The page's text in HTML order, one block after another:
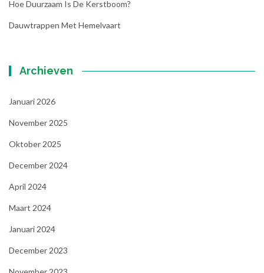
Hoe Duurzaam Is De Kerstboom?
Dauwtrappen Met Hemelvaart
Archieven
Januari 2026
November 2025
Oktober 2025
December 2024
April 2024
Maart 2024
Januari 2024
December 2023